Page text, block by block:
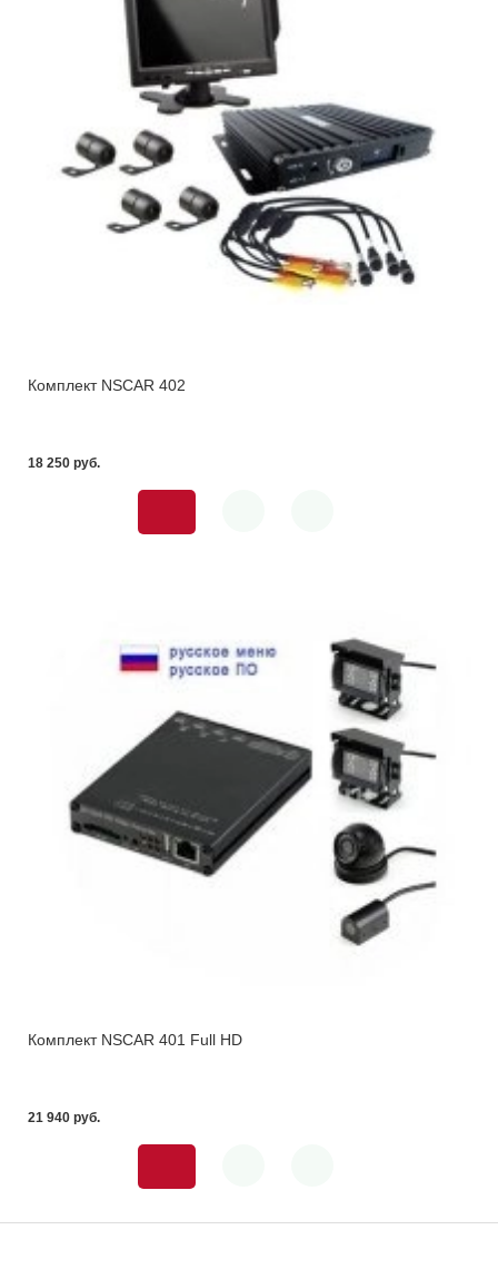
Комплект NSCAR 402
18 250 pуб.
Комплект NSCAR 401 Full HD
21 940 pуб.